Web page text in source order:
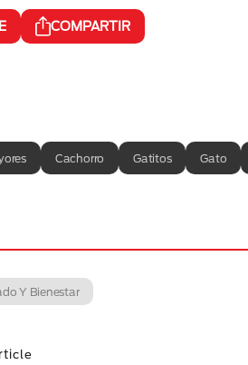
COMPARTIR
Cachorro Gatitos Gato
Y Bienestar